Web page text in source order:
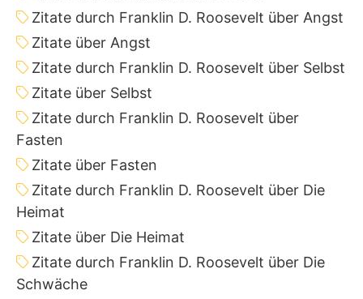
Zitate durch Franklin D. Roosevelt über Angst
Zitate über Angst
Zitate durch Franklin D. Roosevelt über Selbst
Zitate über Selbst
Zitate durch Franklin D. Roosevelt über
Fasten
Zitate über Fasten
Zitate durch Franklin D. Roosevelt über Die
Heimat
Zitate über Die Heimat
Zitate durch Franklin D. Roosevelt über Die
Schwäche